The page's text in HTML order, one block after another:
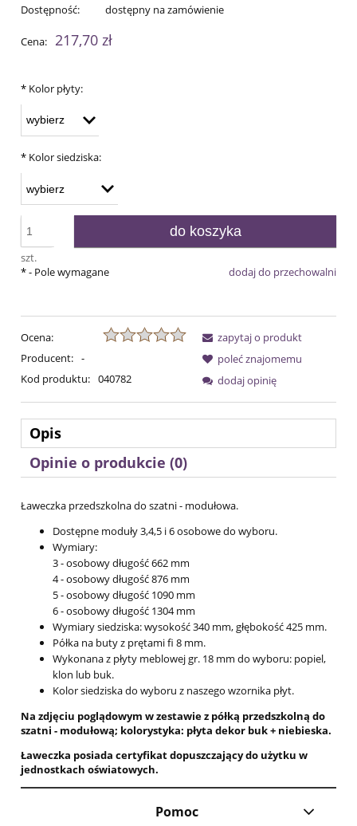
Dostępność: dostępny na zamówienie
Cena: 217,70 zł
* Kolor płyty:
* Kolor siedziska:
szt.
do koszyka
dodaj do przechowalni
*- Pole wymagane
Ocena:
Producent: -
Kod produktu: 040782
zapytaj o produkt
poleć znajomemu
dodaj opinię
Opis
Opinie o produkcie (0)
Ławeczka przedszkolna do szatni - modułowa.
Dostępne moduły 3,4,5 i 6 osobowe do wyboru.
Wymiary:
3 - osobowy długość 662 mm
4 - osobowy długość 876 mm
5 - osobowy długość 1090 mm
6 - osobowy długość 1304 mm
Wymiary siedziska: wysokość 340 mm, głębokość 425 mm.
Półka na buty z prętami fi 8 mm.
Wykonana z płyty meblowej gr. 18 mm do wyboru: popiel,
klon lub buk.
Kolor siedziska do wyboru z naszego wzornika płyt.
Na zdjęciu poglądowym w zestawie z półką przedszkolną do
szatni - modułową; kolorystyka: płyta dekor buk + niebieska.
Ławeczka posiada certyfikat dopuszczający do użytku w
jednostkach oświatowych.
Pomoc